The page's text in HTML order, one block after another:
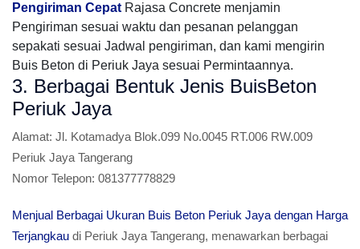
Pengiriman Cepat Rajasa Concrete menjamin
Pengiriman sesuai waktu dan pesanan pelanggan
sepakati sesuai Jadwal pengiriman, dan kami mengirin
Buis Beton di Periuk Jaya sesuai Permintaannya.
3. Berbagai Bentuk Jenis BuisBeton
Periuk Jaya
Alamat: Jl. Kotamadya Blok.099 No.0045 RT.006 RW.009
Periuk Jaya Tangerang
Nomor Telepon: 081377778829
Menjual Berbagai Ukuran Buis Beton Periuk Jaya dengan Harga
Terjangkau di Periuk Jaya Tangerang, menawarkan berbagai